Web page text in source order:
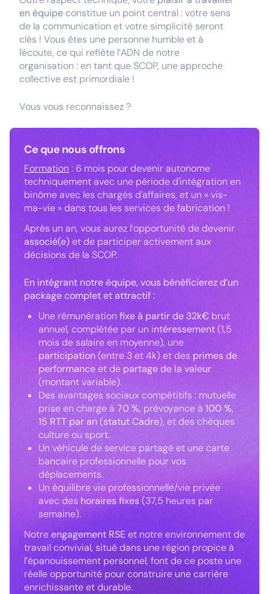
en équipe constitue un point central : votre sens
de la communication et votre simplicité seront
clés ! Vous êtes une personne humble et à
l'écoute, ce qui reflète l’ADN de notre
organisation : en tant que SCOP, une approche
collective est primordiale !
Vous vous reconnaissez ?
Ce que nous offrons
Formation : 6 mois pour devenir autonome
techniquement avec une période d'intégration en
binôme avec les chargés d'affaires, et un « vis-
ma-vie » dans tous les services de fabrication !
Après un an, vous aurez l’opportunité de devenir
associé(e)et de participer activement aux
décisions de la SCOP.
En intégrant notre équipe, vous bénéficierez d’un
package complet et attractif :
Une rémunération fixe à partir de 32k€ brut
annuel, complétée par un intéressement(1,5
mois de salaire en moyenne), une
participation(entre 3 et 4k) et des primes de
performanceet de partage de la valeur
(montant variable).
Des avantages sociaux compétitifs : mutuelle
prise en charge à 70 %, prévoyance à 100 %,
15 RTT par an(statut Cadre), et des chèques
culture ou sport.
Un véhicule de service partagé et une carte
bancaire professionnelle pour vos
déplacements.
Un équilibre vie professionnelle/vie privée
avec des horaires fixes(37,5 heures par
semaine).
Notreengagement RSEet notre environnement de
travail convivial, situé dans une région propice à
l’épanouissement personnel, font de ce poste une
réelle opportunité pour construire une carrière
enrichissante et durable.